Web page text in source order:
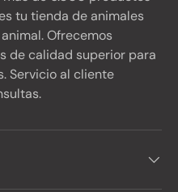
tu tienda de animales
Ofrecemos
de calidad superior para
Servicio al cliente